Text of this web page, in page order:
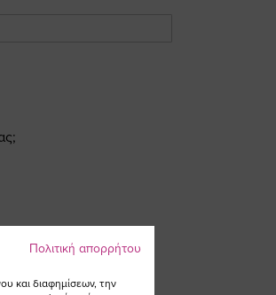
Πολιτική απορρήτου
και διαφημίσεων, την